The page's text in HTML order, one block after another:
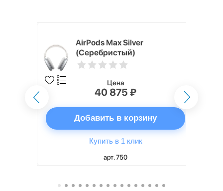
AirPods Max Silver
(Серебристый)
Цена
40 875 ₽
Добавить в корзину
Купить в 1 клик
арт. 750